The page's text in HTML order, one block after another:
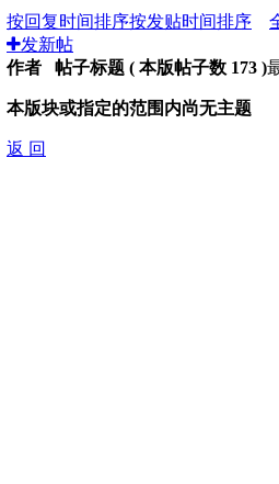
按回复时间排序按发贴时间排序
发新帖
作者 帖子标题 ( 本版帖子数 173 )
本版块或指定的范围内尚无主题
返 回